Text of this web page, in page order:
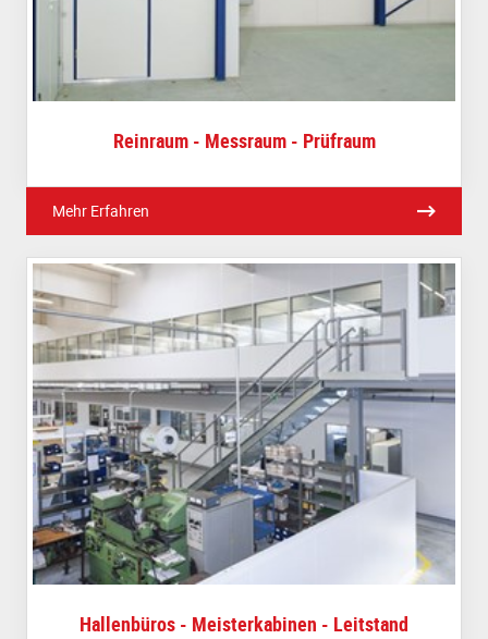
Reinraum - Messraum - Prüfraum
Mehr Erfahren
Hallenbüros - Meisterkabinen - Leitstand